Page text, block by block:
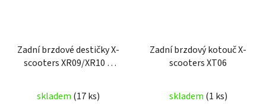
Zadní brzdové destičky X-
scooters XR09/XR10 +
skladem (17 ks)
Zadní brzdový kotouč X-
scooters XT06
skladem (1 ks)